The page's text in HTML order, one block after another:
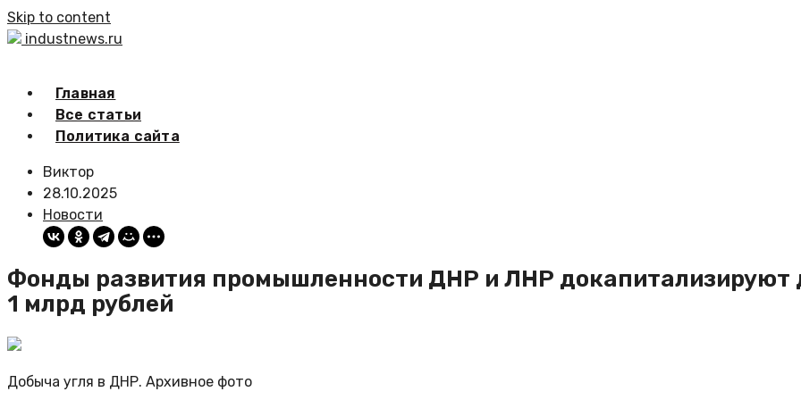
Skip to content
industnews.ru
Главная
Все статьи
Политика сайта
Виктор
28.10.2025
Новости
Фонды развития промышленности ДНР и ЛНР докапитализируют
1 млрд рублей
Добыча угля в ДНР. Архивное фото